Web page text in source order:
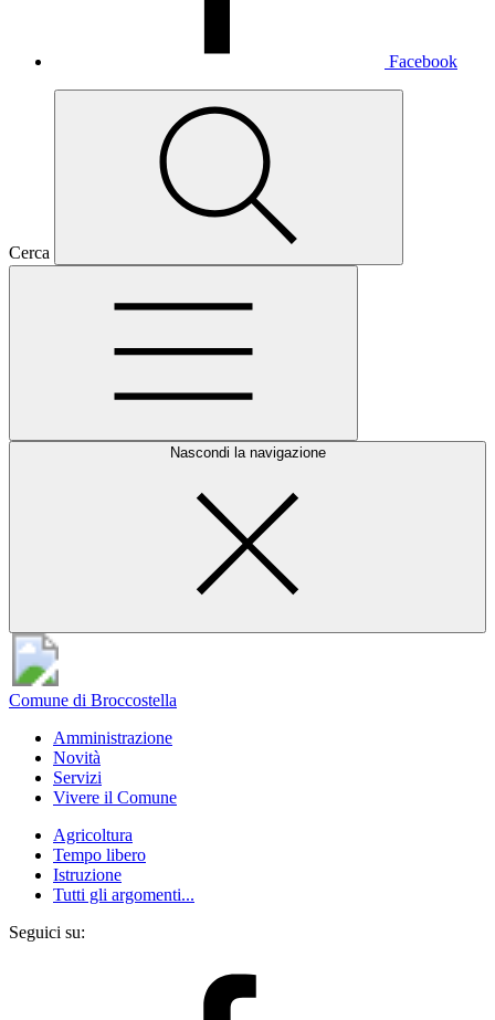
Facebook
Cerca
Nascondi la navigazione
Comune di Broccostella
Amministrazione
Novità
Servizi
Vivere il Comune
Agricoltura
Tempo libero
Istruzione
Tutti gli argomenti...
Seguici su: